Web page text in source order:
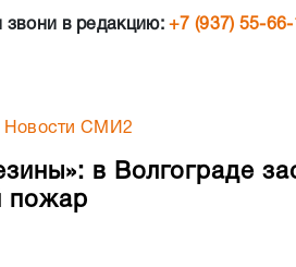
звони в редакцию:+7 (937) 55-66-
Новости СМИ2
в Волгограде
пожар